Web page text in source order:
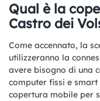
Qual è la
Castro dei
Come accennato, la
utilizzeranno la
avere bisogno di una
computer fissi e
copertura mobile per